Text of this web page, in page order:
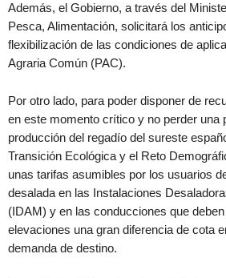
Además, el Gobierno, a través del
Pesca, Alimentación, solicitará los
flexibilización de las condiciones de
Agraria Común (PAC).
Por otro lado, para poder disponer de
en este momento crítico y no perder una
producción del regadío del sureste
Transición Ecológica y el Reto
unas tarifas asumibles por los usuarios
desalada en las Instalaciones
(IDAM) y en las conducciones que
elevaciones una gran diferencia de cota
demanda de destino.